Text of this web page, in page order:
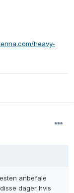
heavy-
anbefale
dager hvis